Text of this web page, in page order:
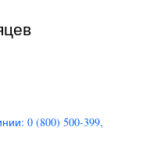
0 (800) 500-399,